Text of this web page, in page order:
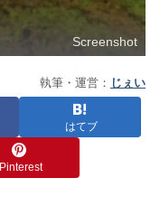
Screenshot
執筆・運営： じぇい
はてブ
Pinterest